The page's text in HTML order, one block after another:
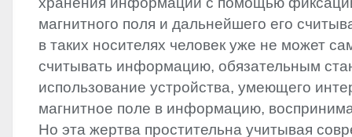
магнитного поля и дальнейшего его
в таких носителях человек уже не может
считывать информацию, обязательным
использование устройства, умеющего
магнитное поле в информацию,
Но эта жертва простительна учитывая